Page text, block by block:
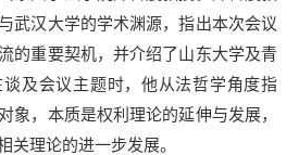
武汉大学的学术渊源，指出本次会议
的重要契机，并介绍了山东大学及青
及会议主题时，他从法哲学角度指
象，本质是权利理论的延伸与发展，
关理论的进一步发展。